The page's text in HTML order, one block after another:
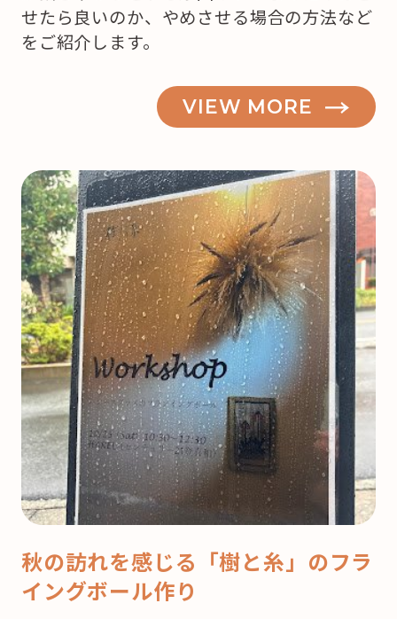
せたら良いのか、やめさせる場合の方法など
をご紹介します。
VIEW MORE
秋の訪れを感じる「樹と糸」のフラ
イングボール作り